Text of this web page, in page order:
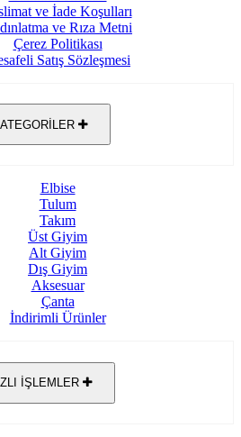
ve İade Koşulları
ve Rıza Metni
Çerez Politikası
Satış Sözleşmesi
Elbise
Tulum
Takım
Üst Giyim
Alt Giyim
Dış Giyim
Aksesuar
Çanta
İndirimli Ürünler
İŞLEMLER